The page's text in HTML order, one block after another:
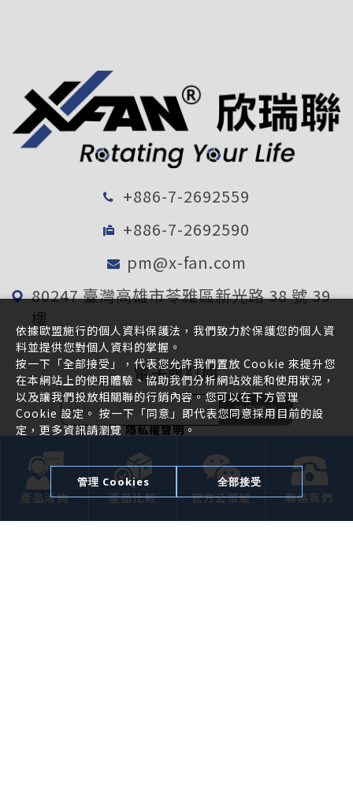
+886-7-2692559
+886-7-2692590
pm@x-fan.com
80247 臺灣高雄市苓雅區新光路 38 號 39
樓
電子報訂閱
確定送出
企業簡介
產品介紹
產品洽詢 產品比較 官方公眾號 聯絡我們
依據歐盟施行的個人資料保護法，我們致力於保護您的個人資
料並提供您對個人資料的掌握。
按一下「全部接受」，代表您允許我們置放 Cookie 來提升您
在本網站上的使用體驗、協助我們分析網站效能和使用狀況，
以及讓我們投放相關聯的行銷內容。您可以在下方管理
Cookie 設定。 按一下「同意」即代表您同意採用目前的設
定，更多資訊請瀏覽隱私權聲明。
管理 Cookies 全部接受